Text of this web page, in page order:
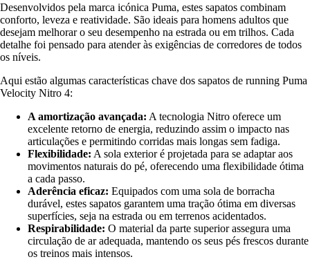
Desenvolvidos pela marca icónica Puma, estes sapatos combinam
conforto, leveza e reatividade. São ideais para homens adultos que
desejam melhorar o seu desempenho na estrada ou em trilhos. Cada
detalhe foi pensado para atender às exigências de corredores de todos
os níveis.
Aqui estão algumas características chave dos sapatos de running Puma
Velocity Nitro 4:
A amortização avançada: A tecnologia Nitro oferece um
excelente retorno de energia, reduzindo assim o impacto nas
articulações e permitindo corridas mais longas sem fadiga.
Flexibilidade: A sola exterior é projetada para se adaptar aos
movimentos naturais do pé, oferecendo uma flexibilidade ótima
a cada passo.
Aderência eficaz: Equipados com uma sola de borracha
durável, estes sapatos garantem uma tração ótima em diversas
superfícies, seja na estrada ou em terrenos acidentados.
Respirabilidade: O material da parte superior assegura uma
circulação de ar adequada, mantendo os seus pés frescos durante
os treinos mais intensos.